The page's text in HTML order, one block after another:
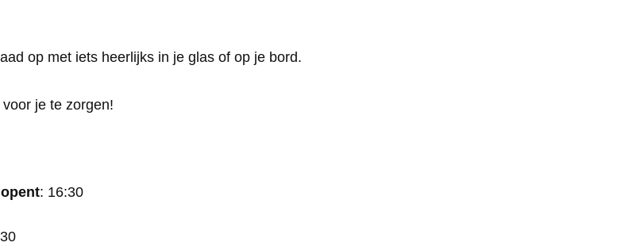
op met iets heerlijks in je glas of op je bord.
je te zorgen!
: 16:30